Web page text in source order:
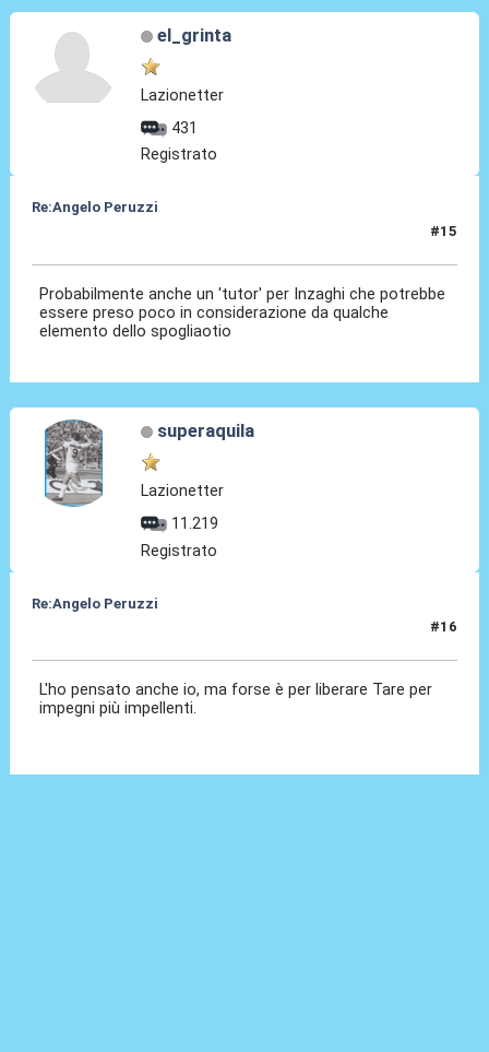
el_grinta
Lazionetter
431
Registrato
Re:Angelo Peruzzi
#15
Probabilmente anche un 'tutor' per Inzaghi che potrebbe
essere preso poco in considerazione da qualche
elemento dello spogliaotio
superaquila
Lazionetter
11.219
Registrato
Re:Angelo Peruzzi
#16
L'ho pensato anche io, ma forse è per liberare Tare per
impegni più impellenti.